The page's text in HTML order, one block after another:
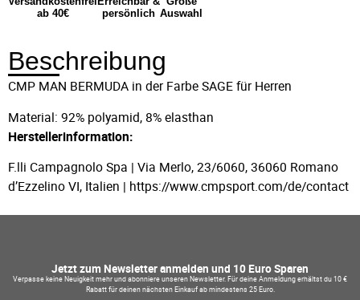
ab 40€
persönlich Auswahl
Beschreibung
CMP MAN BERMUDA in der Farbe SAGE für Herren
Material: 92% polyamid, 8% elasthan
Herstellerinformation:
F.lli Campagnolo Spa | Via Merlo, 23/6060, 36060 Romano
d’Ezzelino VI, Italien | https://www.cmpsport.com/de/contact
Jetzt zum Newsletter anmelden und 10 Euro Sparen
Verpasse keine Neuigkeit mehr und abonniere unseren Newsletter. Für deine Anmeldung erhältst du 10 €
Rabatt für deinen nächsten Einkauf ab mindestens 25 Euro.